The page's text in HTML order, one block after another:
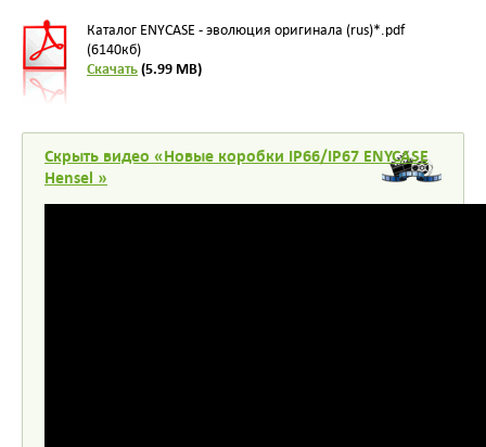
Каталог ENYCASE - эволюция оригинала (rus)*.pdf
(6140кб)
Скачать(5.99 MB)
Скрыть видео «Новые коробки IP66/IP67 ENYCASE
Hensel »